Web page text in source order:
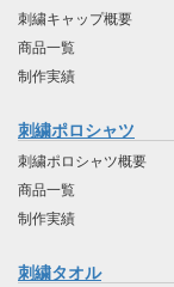
刺繍キャップ概要
商品一覧
制作実績
刺繍ポロシャツ
刺繍ポロシャツ概要
商品一覧
制作実績
刺繍タオル